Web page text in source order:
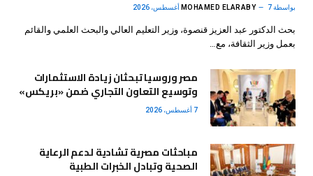
بواسطة MOHAMED ELARABY 7 أغسطس، 2026
بحث الدكتور عبد العزيز قنصوة، وزير التعليم العالي والبحث العلمي والقائم
بعمل وزير الثقافة، مع…
مصر وروسيا تبحثان زيادة الاستثمارات
وتوسيع التعاون التجاري ضمن «بريكس»
7 أغسطس، 2026
مباحثات مصرية تشادية لدعم الرعاية
الصحية وتبادل الخبرات الطبية